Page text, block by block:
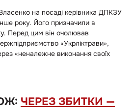
на посаді керівника ДПКЗУ
року. Його призначили в
Перед цим він очолював
«Укрліктрави»,
«неналежне виконання своїх
ЧЕРЕЗ ЗБИТКИ —